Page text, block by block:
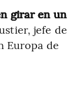
girar en un
jefe de
Europa de